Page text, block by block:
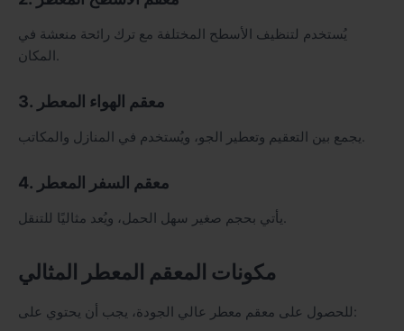
يُستخدم لتنظيف الأسطح المختلفة مع ترك رائحة منعشة في
المكان.
3. معقم الهواء المعطر
يجمع بين التعقيم وتعطير الجو، ويُستخدم في المنازل والمكاتب.
4. معقم السفر المعطر
مكونات المعقم المعطر المثالي
للحصول على معقم معطر عالي الجودة، يجب أن يحتوي على: